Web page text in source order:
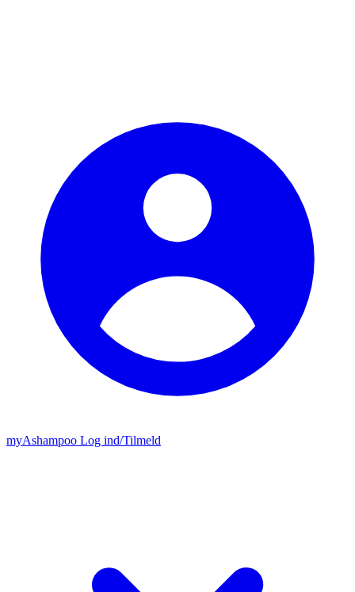
myAshampoo Log ind/Tilmeld